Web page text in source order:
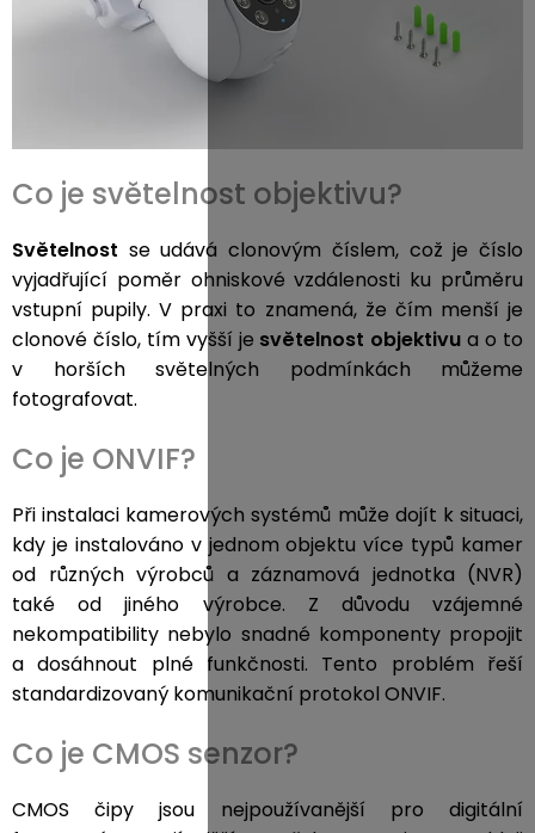
Co je světelnost objektivu?
Světelnost se udává clonovým číslem, což je číslo
vyjadřující poměr ohniskové vzdálenosti ku průměru
vstupní pupily. V praxi to znamená, že čím menší je
clonové číslo, tím vyšší je světelnost objektivu a o to
v horších světelných podmínkách můžeme
fotografovat.
Co je ONVIF?
Při instalaci kamerových systémů může dojít k situaci,
kdy je instalováno v jednom objektu více typů kamer
od různých výrobců a záznamová jednotka (NVR)
také od jiného výrobce. Z důvodu vzájemné
nekompatibility nebylo snadné komponenty propojit
a dosáhnout plné funkčnosti. Tento problém řeší
standardizovaný komunikační protokol ONVIF.
Co je CMOS senzor?
CMOS čipy jsou nejpoužívanější pro digitální